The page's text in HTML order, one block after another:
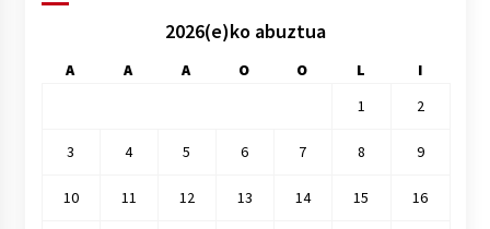
2026(e)ko abuztua
A A A O O L
I
1
2
3 4 5 6 7 8 9
10 11 12 13 14 15 16